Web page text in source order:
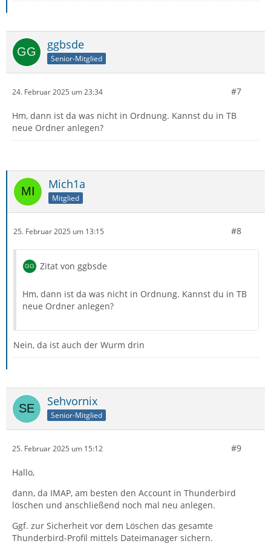
ggbsde
Senior-Mitglied
24. Februar 2025 um 23:34 #7
Hm, dann ist da was nicht in Ordnung. Kannst du in TB
neue Ordner anlegen?
Mich1a
Mitglied
25. Februar 2025 um 13:15 #8
Zitat von ggbsde
Hm, dann ist da was nicht in Ordnung. Kannst du in TB
neue Ordner anlegen?
Nein, da ist auch der Wurm drin
Sehvornix
Senior-Mitglied
25. Februar 2025 um 15:12 #9
Hallo,
dann, da IMAP, am besten den Account in Thunderbird
löschen und anschließend noch mal neu anlegen.
Ggf. zur Sicherheit vor dem Löschen das gesamte
Thunderbird-Profil mittels Dateimanager sichern.